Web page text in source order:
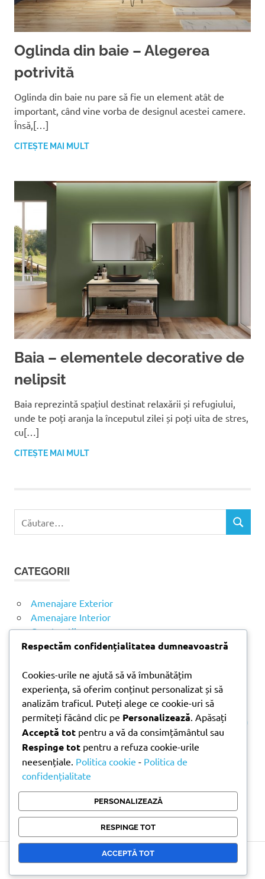
Oglinda din baie – Alegerea
potrivită
Oglinda din baie nu pare să fie un element atât de
important, când vine vorba de designul acestei camere.
Însă,[…]
CITEȘTE MAI MULT
Baia – elementele decorative de
nelipsit
Baia reprezintă spațiul destinat relaxării și refugiului,
unde te poți aranja la începutul zilei și poți uita de stres,
cu[…]
CITEȘTE MAI MULT
ă
u
p
ă
C
CATEGORII
Amenajare Exterior
Amenajare Interior
Construcții
Noutăți
ARTICOLE RECENTE
Parchet laminat sau SPC? Diferențele care contează
Materiale pentru zidărie – avantajele fiecărei soluții
și când se folosesc
Ghid practic pentru alegerea vopselei lavabile
pentru fiecare încăpere
Produse indispensabile pentru lucrările de
întreținere din timpul verii
Copyright © 2026 Doni Trade | Branding by Pion Media
Respectăm confidențialitatea dumneavoastră
Cookies-urile ne ajută să vă îmbunătățim
experiența, să oferim conținut personalizat și să
analizăm traficul. Puteți alege ce cookie-uri să
permiteți făcând clic pe Personalizează . Apăsați
Acceptă tot pentru a vă da consimțământul sau
Respinge tot pentru a refuza cookie-urile
neesențiale. Politica cookie - Politica de
confidențialitate
PERSONALIZEAZĂ
RESPINGE TOT
ACCEPTĂ TOT